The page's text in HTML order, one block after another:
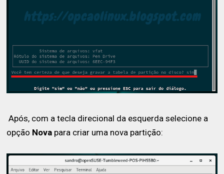
Após, com a tecla direcional da esquerda selecione a
opção Nova para criar uma nova partição: